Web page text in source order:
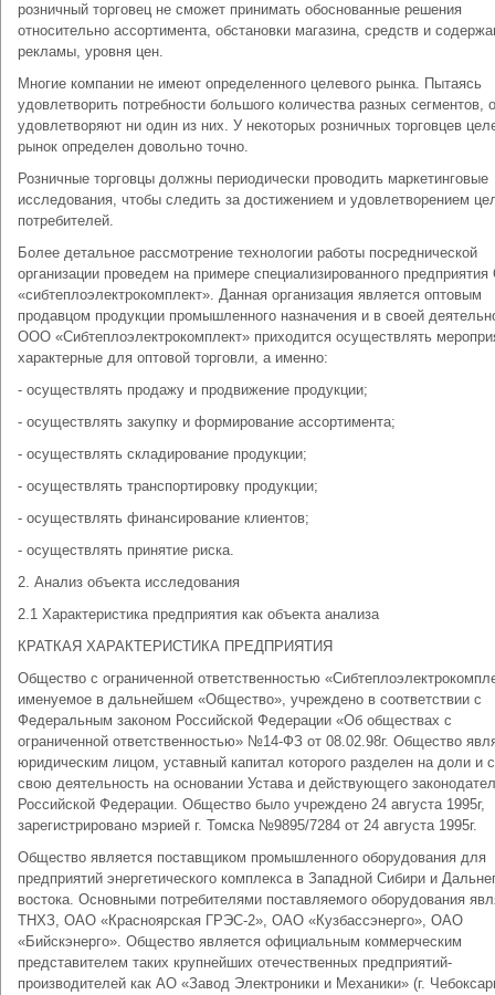
розничный торговец не сможет принимать обоснованные решения
относительно ассортимента, обстановки магазина, средств и
рекламы, уровня цен.
Многие компании не имеют определенного целевого рынка. Пытаясь
удовлетворить потребности большого количества разных сегментов,
удовлетворяют ни один из них. У некоторых розничных торговцев
рынок определен довольно точно.
Розничные торговцы должны периодически проводить маркетинговые
исследования, чтобы следить за достижением и удовлетворением
потребителей.
Более детальное рассмотрение технологии работы посреднической
организации проведем на примере специализированного
«сибтеплоэлектрокомплект». Данная организация является оптовым
продавцом продукции промышленного назначения и в своей
ООО «Сибтеплоэлектрокомплект» приходится осуществлять
характерные для оптовой торговли, а именно:
- осуществлять продажу и продвижение продукции;
- осуществлять закупку и формирование ассортимента;
- осуществлять складирование продукции;
- осуществлять транспортировку продукции;
- осуществлять финансирование клиентов;
- осуществлять принятие риска.
2. Анализ объекта исследования
2.1 Характеристика предприятия как объекта анализа
КРАТКАЯ ХАРАКТЕРИСТИКА ПРЕДПРИЯТИЯ
Общество с ограниченной ответственностью
именуемое в дальнейшем «Общество», учреждено в соответствии с
Федеральным законом Российской Федерации «Об обществах с
ограниченной ответственностью» №14-ФЗ от 08.02.98г. Общество
юридическим лицом, уставный капитал которого разделен на доли и
свою деятельность на основании Устава и действующего
Российской Федерации. Общество было учреждено 24 августа 1995г,
зарегистрировано мэрией г. Томска №9895/7284 от 24 августа 1995г.
Общество является поставщиком промышленного оборудования для
предприятий энергетического комплекса в Западной Сибири и
востока. Основными потребителями поставляемого оборудования
ТНХЗ, ОАО «Красноярская ГРЭС-2», ОАО «Кузбассэнерго», ОАО
«Бийскэнерго». Общество является официальным коммерческим
представителем таких крупнейших отечественных предприятий-
производителей как АО «Завод Электроники и Механики» (г.